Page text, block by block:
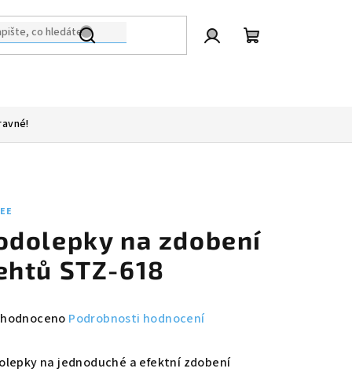
na zdobení
STZ-618
Podrobnosti hodnocení
na jednoduché a efektní zdobení